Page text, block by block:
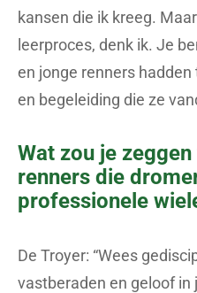
kansen die ik kreeg.
leerproces, denk ik. Je
en jonge renners
en begeleiding die ze
Wat zou je
renners die
professionele
De Troyer: “Wees
vastberaden en geloof in